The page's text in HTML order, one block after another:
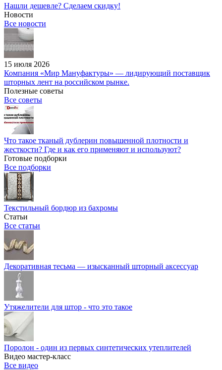
Нашли дешевле? Сделаем скидку!
Новости
Все новости
15 июля 2026
Компания «Мир Мануфактуры» — лидирующий поставщик
шторных лент на российском рынке.
Полезные советы
Все советы
Что такое тканый дублерин повышенной плотности и
жесткости? Где и как его применяют и используют?
Готовые подборки
Все подборки
Текстильный бордюр из бахромы
Статьи
Все статьи
Декоративная тесьма — изысканный шторный аксессуар
Утяжелители для штор - что это такое
Поролон - один из первых синтетических утеплителей
Видео мастер-класс
Все видео